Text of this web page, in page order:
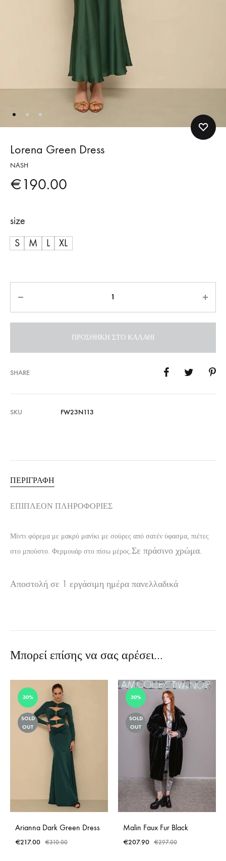
Lorena Green Dress
NASH
€190.00
size
S
M L XL
ΠΡΟΣΘΉΚΗ ΣΤΟ ΚΑΛΆΘΙ
SHARE
SKU FW23N113
ΠΕΡΙΓΡΑΦΉ
ΕΠΙΠΛΈΟΝ ΠΛΗΡΟΦΟΡΊΕΣ
Μίντι φόρεμα με μακρύ μανίκι με σούρες από σατέν ύφασμα, πιέτες
στο μπούστο. Φερμουάρ στο πίσω μέρος.Σε πράσινο χρώμα.
Αποστολή σε 1 εργάσιμη ημέρα πανελλαδικά
Μπορεί επίσης να σας αρέσει…
30%
SOLD
OUT
Arianna Dark Green Dress
€217.00 €310.00
30%
SOLD
OUT
Malin Faux Fur Black
€207.90 €297.00